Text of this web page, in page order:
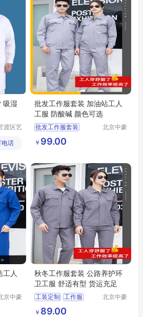
吸湿
渡区艺
部
电话
批发工作服套装 加油站工人
工服 防酸碱 颜色可选
批发工作服套装
工作服
北京中豪
￥ 99.00
工人
京中豪
秋冬工作服套装 公路养护环
卫工服 舒适有型 货运充足
工装定制 工作服
北京中豪
￥ 89.00